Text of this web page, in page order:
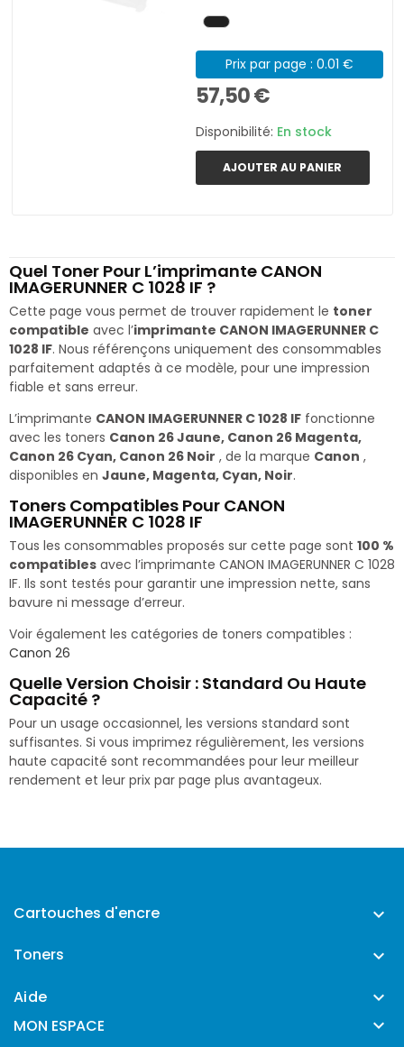
Prix par page : 0.01 €
57,50 €
Disponibilité: En stock
AJOUTER AU PANIER
Quel Toner Pour L’imprimante CANON
IMAGERUNNER C 1028 IF ?
Cette page vous permet de trouver rapidement le toner
compatible avec l’imprimante CANON IMAGERUNNER C
1028 IF. Nous référençons uniquement des consommables
parfaitement adaptés à ce modèle, pour une impression
fiable et sans erreur.
L’imprimante CANON IMAGERUNNER C 1028 IF fonctionne
avec les toners Canon 26 Jaune, Canon 26 Magenta,
Canon 26 Cyan, Canon 26 Noir , de la marque Canon ,
disponibles en Jaune, Magenta, Cyan, Noir.
Toners Compatibles Pour CANON
IMAGERUNNER C 1028 IF
Tous les consommables proposés sur cette page sont 100 %
compatibles avec l’imprimante CANON IMAGERUNNER C 1028
IF. Ils sont testés pour garantir une impression nette, sans
bavure ni message d’erreur.
Voir également les catégories de toners compatibles :
Canon 26
Quelle Version Choisir : Standard Ou Haute
Capacité ?
Pour un usage occasionnel, les versions standard sont
suffisantes. Si vous imprimez régulièrement, les versions
haute capacité sont recommandées pour leur meilleur
rendement et leur prix par page plus avantageux.
Cartouches d'encre 
Toners 
Aide 
MON ESPACE 